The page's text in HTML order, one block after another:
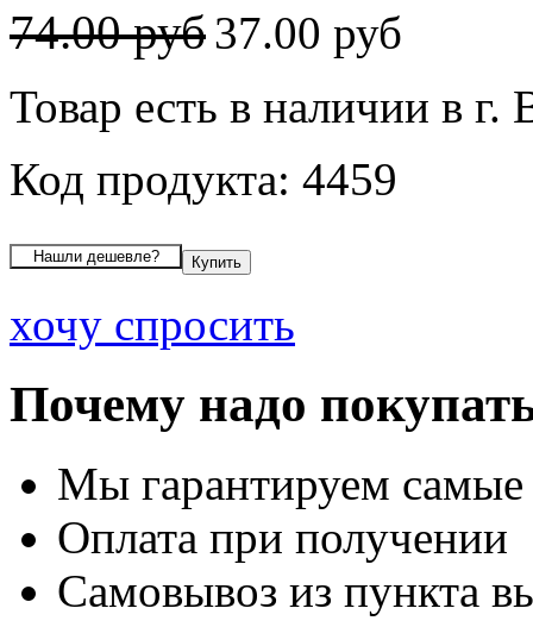
74.00 руб37.00 руб
Товар есть в наличии в г.
Код продукта: 4459
хочу спросить
Почему надо
Мы гарантируем
Оплата при получении
Самовывоз из пункта